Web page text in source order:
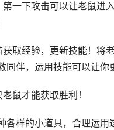
一下攻击可以让老鼠进
取经验，更新技能！将
伴，运用技能可以让你
鼠才能获取胜利！
样的小道具，合理运用